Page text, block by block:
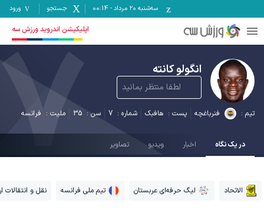
سه‌شنبه ۲۰ مرداد -
00:14 جستجو ورود
اپلیکیشن اندروید ورزش سه
انگولو کانته
لطفا منتظر بمانید
تیم : فنرباغچه پست : هافبک شماره : 7 سن : 35 ملیت : فرانسه
7 در یک نگاه اخبار ویدیو تصاویر
الاتحاد لیگ حرفه‌ای عربستان تیم ملی فرانسه نقل و انتقالات